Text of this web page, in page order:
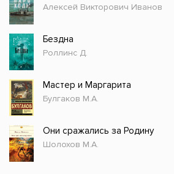
Алексей Викторович Иванов
Бездна
Роллинс Д.
Мастер и Маргарита
Булгаков М.А.
Они сражались за Родину
Шолохов М.А.